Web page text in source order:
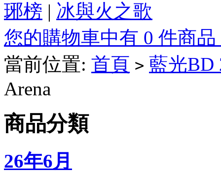
琊榜 | 冰與火之歌
您的購物車中有 0 件商
當前位置: 首頁 > 藍光
Arena
商品分類
26年6月